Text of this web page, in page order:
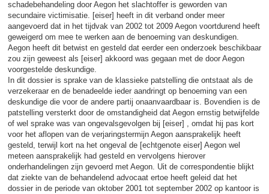
schadebehandeling door Aegon het slachtoffer is geworden van
secundaire victimisatie. [eiser] heeft in dit verband onder meer
aangevoerd dat in het tijdvak van 2002 tot 2009 Aegon voortdurend heeft
geweigerd om mee te werken aan de benoeming van deskundigen.
Aegon heeft dit betwist en gesteld dat eerder een onderzoek beschikbaar
zou zijn geweest als [eiser] akkoord was gegaan met de door Aegon
voorgestelde deskundige.
In dit dossier is sprake van de klassieke patstelling die ontstaat als de
verzekeraar en de benadeelde ieder aandringt op benoeming van een
deskundige die voor de andere partij onaanvaardbaar is. Bovendien is de
patstelling versterkt door de omstandigheid dat Aegon ernstig betwijfelde
of wel sprake was van ongevalsgevolgen bij [eiser] , omdat hij pas kort
voor het aflopen van de verjaringstermijn Aegon aansprakelijk heeft
gesteld, terwijl kort na het ongeval de [echtgenote eiser] Aegon wel
meteen aansprakelijk had gesteld en vervolgens hierover
onderhandelingen zijn gevoerd met Aegon. Uit de correspondentie blijkt
dat ziekte van de behandelend advocaat ertoe heeft geleid dat het
dossier in de periode van oktober 2001 tot september 2002 op kantoor is